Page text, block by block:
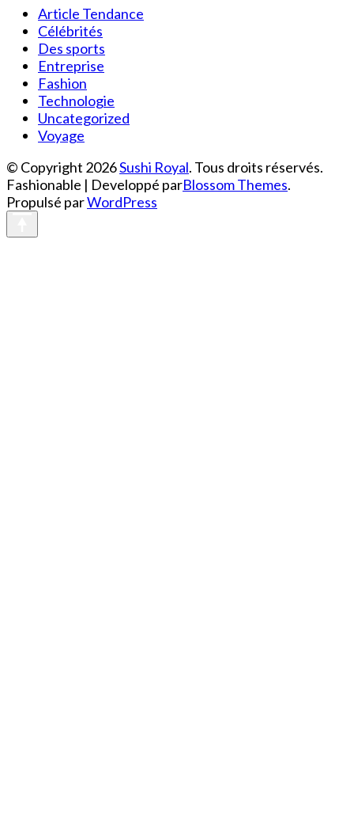
Article Tendance
Célébrités
Des sports
Entreprise
Fashion
Technologie
Uncategorized
Voyage
© Copyright 2026Sushi Royal. Tous droits réservés.
Fashionable | Developpé parBlossom Themes.
Propulsé parWordPress